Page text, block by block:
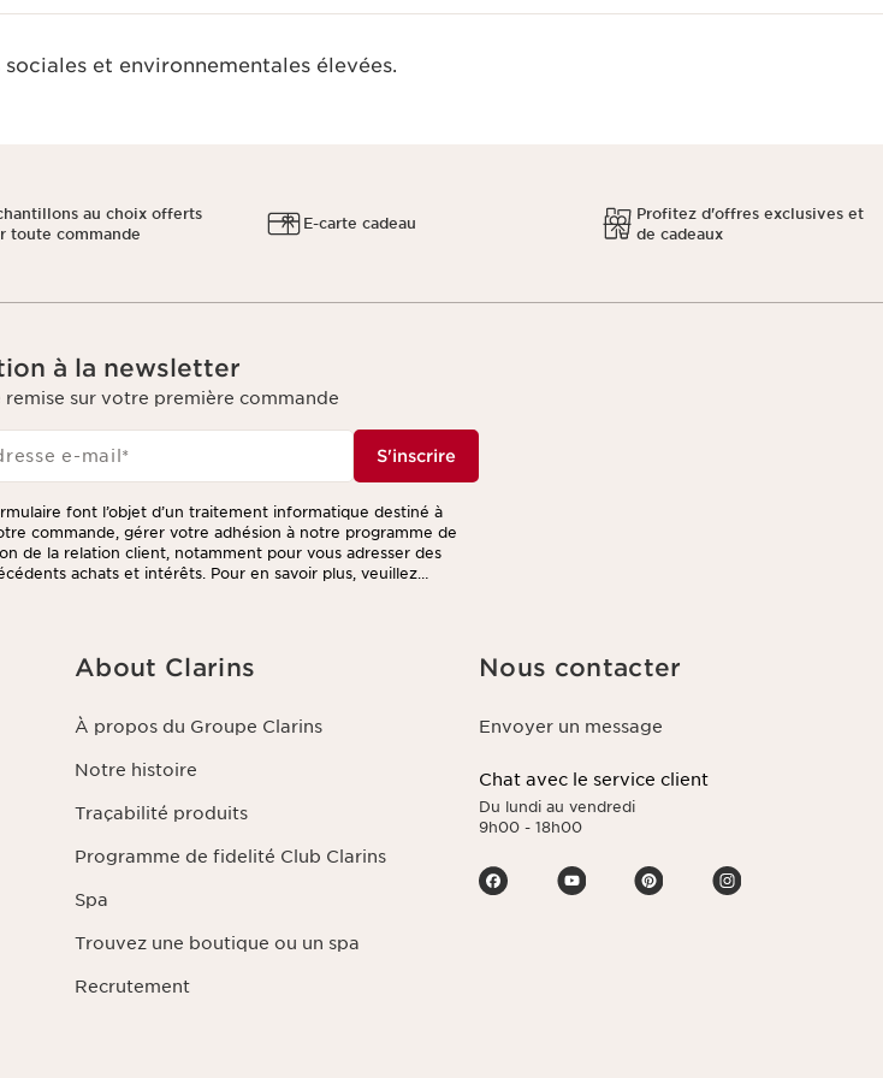
et environnementales élevées.
au choix offerts
toute commande
E-carte cadeau
Profitez d'offres exclusives et
de cadeaux
à la newsletter
remise sur votre première commande
e-mail * S'inscrire
font l’objet d’un traitement informatique destiné à
commande, gérer votre adhésion à notre programme de
de la relation client, notamment pour vous adresser des
achats et intérêts. Pour en savoir plus, veuillez
privée.
About Clarins
À propos du Groupe Clarins
Notre histoire
Traçabilité produits
Programme de fidelité Club Clarins
Spa
Trouvez une boutique ou un spa
Recrutement
Nous contacter
Envoyer un message
Chat avec le service client
Du lundi au vendredi
9h00 - 18h00